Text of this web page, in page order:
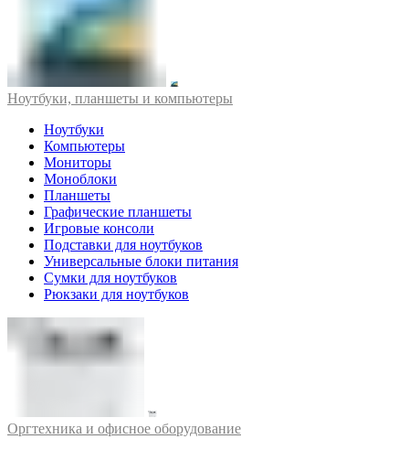
Ноутбуки, планшеты и компьютеры
Ноутбуки
Компьютеры
Мониторы
Моноблоки
Планшеты
Графические планшеты
Игровые консоли
Подставки для ноутбуков
Универсальные блоки питания
Сумки для ноутбуков
Рюкзаки для ноутбуков
Оргтехника и офисное оборудование